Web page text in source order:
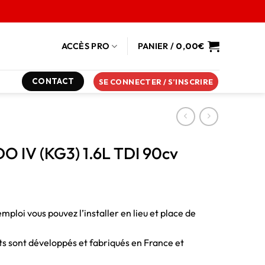
ACCÈS PRO PANIER / 0,00€
CONTACT SE CONNECTER / S’INSCRIRE
IV (KG3) 1.6L TDI 90cv
vous pouvez l’installer en lieu et place de
sont développés et fabriqués en France et